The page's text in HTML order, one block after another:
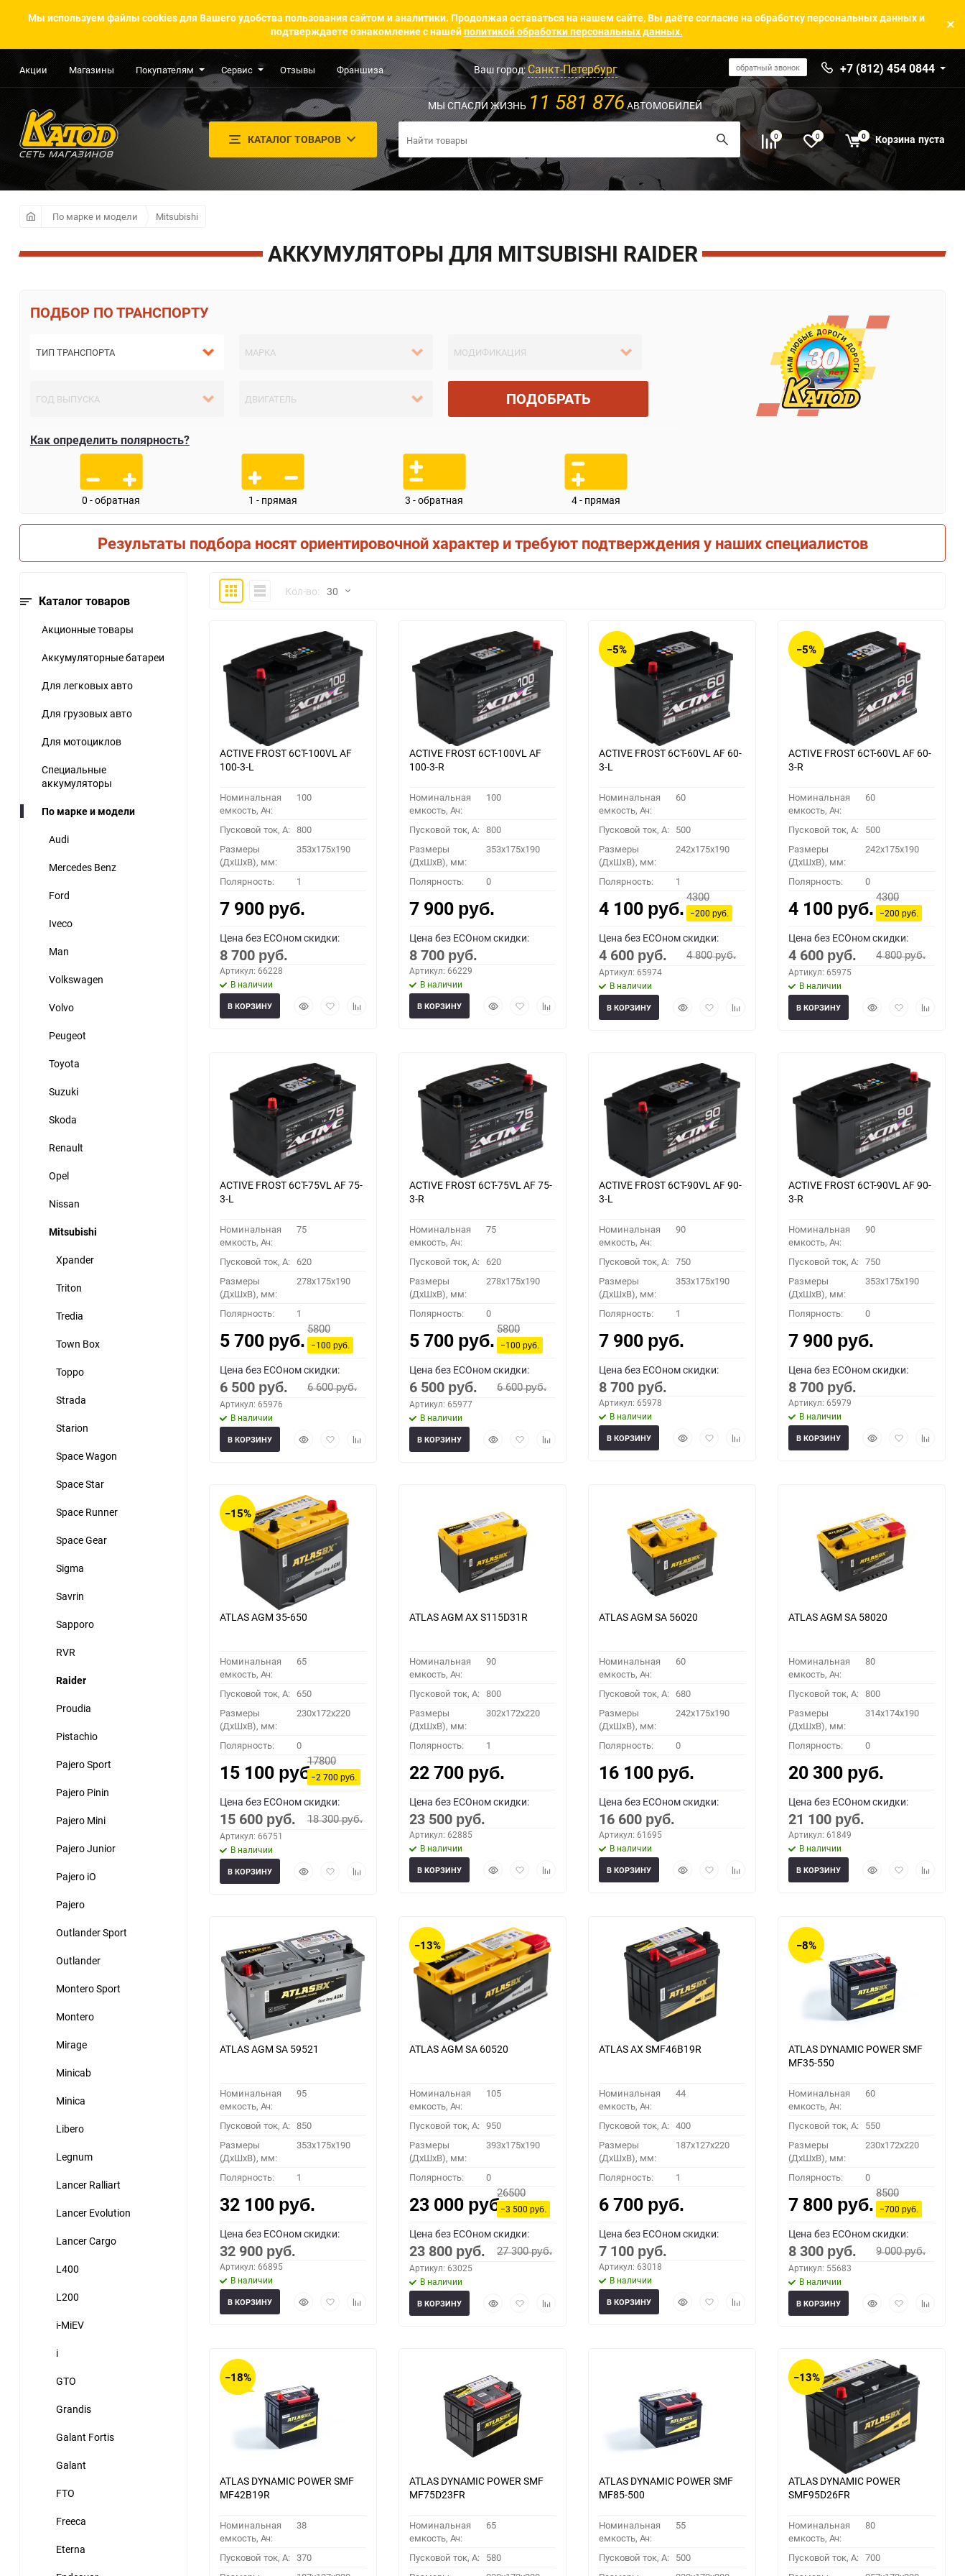
Мы используем файлы cookies для Вашего удобства пользования сайтом и аналитики. Продолжая оставаться на нашем сайте, Вы даёте согласие на обработку персональных данных и
подтверждаете ознакомление с нашейполитикой обработки персональных данных.
Акции Магазины Покупателям Сервис Отзывы Франшиза Ваш город:Санкт-Петербург обратный звонок +7 (812) 454 0844
КАТАЛОГ ТОВАРОВ
МЫ СПАСЛИ ЖИЗНЬ 11 581 876 АВТОМОБИЛЕЙ
0 0 0 Корзина пуста
По марке и модели Mitsubishi
АККУМУЛЯТОРЫ ДЛЯ MITSUBISHI RAIDER
ПО ТРАНСПОРТУ
ПОДОБРАТЬ
Как определить полярность?
0 - обратная 1 - прямая 3 - обратная 4 - прямая
Результаты подбора носят ориентировочной характер и требуют подтверждения у наших специалистов
Каталог товаров
Акционные товары
Аккумуляторные батареи
Для легковых авто
Для грузовых авто
Для мотоциклов
Специальные
аккумуляторы
По марке и модели
Audi
Mercedes Benz
Ford
Iveco
Man
Volkswagen
Volvo
Peugeot
Toyota
Suzuki
Skoda
Renault
Opel
Nissan
Mitsubishi
Xpander
Triton
Tredia
Town Box
Toppo
Strada
Starion
Space Wagon
Space Star
Space Runner
Space Gear
Sigma
Savrin
Sapporo
RVR
Raider
Proudia
Pistachio
Pajero Sport
Pajero Pinin
Pajero Mini
Pajero Junior
Pajero iO
Pajero
Outlander Sport
Outlander
Montero Sport
Montero
Mirage
Minicab
Minica
Libero
Legnum
Lancer Ralliart
Lancer Evolution
Lancer Cargo
L400
L200
i-MiEV
i
GTO
Grandis
Galant Fortis
Galant
FTO
Freeca
Eterna
ПлиткаКомпактноКол-во: 30
30
60
90
150
ACTIVE FROST 6СТ-100VL АF
100-3-L
Номинальная
емкость, Ач:
100
Пусковой ток, A: 800
Размеры
(ДхШхВ), мм:
353x175x190
Полярность: 1
7 900 руб.
Цена без ECOном скидки:
8 700 руб.
Артикул: 66228
В наличии
БыстрыйДобавитьДобавить
В КОРЗИНУ
ACTIVE FROST 6СТ-100VL АF
100-3-R
Номинальная
емкость, Ач:
100
Пусковой ток, A: 800
Размеры
(ДхШхВ), мм:
353x175x190
Полярность: 0
7 900 руб.
Цена без ECOном скидки:
8 700 руб.
Артикул: 66229
В наличии
БыстрыйДобавитьДобавить
В КОРЗИНУ
−5%
ACTIVE FROST 6СТ-60VL АF 60-
3-L
Номинальная
емкость, Ач:
60
Пусковой ток, A: 500
Размеры
(ДхШхВ), мм:
242x175x190
Полярность: 1
4 100 руб.
4300
−200руб.
Цена без ECOном скидки:
4 600 руб. 4 800руб.
Артикул: 65974
В наличии
БыстрыйДобавитьДобавить
В КОРЗИНУ
−5%
ACTIVE FROST 6СТ-60VL АF 60-
3-R
Номинальная
емкость, Ач:
60
Пусковой ток, A: 500
Размеры
(ДхШхВ), мм:
242x175x190
Полярность: 0
4 100 руб.
4300
−200руб.
Цена без ECOном скидки:
4 600 руб. 4 800руб.
Артикул: 65975
В наличии
БыстрыйДобавитьДобавить
В КОРЗИНУ
ACTIVE FROST 6СТ-75VL АF 75-
3-L
Номинальная
емкость, Ач:
75
Пусковой ток, A: 620
Размеры
(ДхШхВ), мм:
278x175x190
Полярность: 1
5 700 руб.
5800
−100руб.
Цена без ECOном скидки:
6 500 руб. 6 600руб.
Артикул: 65976
В наличии
БыстрыйДобавитьДобавить
В КОРЗИНУ
ACTIVE FROST 6СТ-75VL АF 75-
3-R
Номинальная
емкость, Ач:
75
Пусковой ток, A: 620
Размеры
(ДхШхВ), мм:
278x175x190
Полярность: 0
5 700 руб.
5800
−100руб.
Цена без ECOном скидки:
6 500 руб. 6 600руб.
Артикул: 65977
В наличии
БыстрыйДобавитьДобавить
В КОРЗИНУ
ACTIVE FROST 6СТ-90VL АF 90-
3-L
Номинальная
емкость, Ач:
90
Пусковой ток, A: 750
Размеры
(ДхШхВ), мм:
353x175x190
Полярность: 1
7 900 руб.
Цена без ECOном скидки:
8 700 руб.
Артикул: 65978
В наличии
БыстрыйДобавитьДобавить
В КОРЗИНУ
ACTIVE FROST 6СТ-90VL АF 90-
3-R
Номинальная
емкость, Ач:
90
Пусковой ток, A: 750
Размеры
(ДхШхВ), мм:
353x175x190
Полярность: 0
7 900 руб.
Цена без ECOном скидки:
8 700 руб.
Артикул: 65979
В наличии
БыстрыйДобавитьДобавить
В КОРЗИНУ
−15%
ATLAS AGM 35-650
Номинальная
емкость, Ач:
65
Пусковой ток, A: 650
Размеры
(ДхШхВ), мм:
230x172x220
Полярность: 0
15 100 руб.
17800
−2 700руб.
Цена без ECOном скидки:
15 600 руб. 18 300руб.
Артикул: 66751
В наличии
БыстрыйДобавитьДобавить
В КОРЗИНУ
ATLAS AGM AX S115D31R
Номинальная
емкость, Ач:
90
Пусковой ток, A: 800
Размеры
(ДхШхВ), мм:
302x172x220
Полярность: 1
22 700 руб.
Цена без ECOном скидки:
23 500 руб.
Артикул: 62885
В наличии
БыстрыйДобавитьДобавить
В КОРЗИНУ
ATLAS AGM SA 56020
Номинальная
емкость, Ач:
60
Пусковой ток, A: 680
Размеры
(ДхШхВ), мм:
242x175x190
Полярность: 0
16 100 руб.
Цена без ECOном скидки:
16 600 руб.
Артикул: 61695
В наличии
БыстрыйДобавитьДобавить
В КОРЗИНУ
ATLAS AGM SA 58020
Номинальная
емкость, Ач:
80
Пусковой ток, A: 800
Размеры
(ДхШхВ), мм:
314x174x190
Полярность: 0
20 300 руб.
Цена без ECOном скидки:
21 100 руб.
Артикул: 61849
В наличии
БыстрыйДобавитьДобавить
В КОРЗИНУ
ATLAS AGM SA 59521
Номинальная
емкость, Ач:
95
Пусковой ток, A: 850
Размеры
(ДхШхВ), мм:
353x175x190
Полярность: 1
32 100 руб.
Цена без ECOном скидки:
32 900 руб.
Артикул: 66895
В наличии
БыстрыйДобавитьДобавить
В КОРЗИНУ
−13%
ATLAS AGM SA 60520
Номинальная
емкость, Ач:
105
Пусковой ток, A: 950
Размеры
(ДхШхВ), мм:
393x175x190
Полярность: 0
23 000 руб.
26500
−3 500руб.
Цена без ECOном скидки:
23 800 руб. 27 300руб.
Артикул: 63025
В наличии
БыстрыйДобавитьДобавить
В КОРЗИНУ
ATLAS AX SMF46B19R
Номинальная
емкость, Ач:
44
Пусковой ток, A: 400
Размеры
(ДхШхВ), мм:
187x127x220
Полярность: 1
6 700 руб.
Цена без ECOном скидки:
7 100 руб.
Артикул: 63018
В наличии
БыстрыйДобавитьДобавить
В КОРЗИНУ
−8%
ATLAS DYNAMIC POWER SMF
MF35-550
Номинальная
емкость, Ач:
60
Пусковой ток, A: 550
Размеры
(ДхШхВ), мм:
230x172x220
Полярность: 0
7 800 руб.
8500
−700руб.
Цена без ECOном скидки:
8 300 руб. 9 000руб.
Артикул: 55683
В наличии
БыстрыйДобавитьДобавить
В КОРЗИНУ
−18%
ATLAS DYNAMIC POWER SMF
MF42B19R
Номинальная
емкость, Ач:
38
Пусковой ток, A: 370
ATLAS DYNAMIC POWER SMF
MF75D23FR
Номинальная
емкость, Ач:
65
Пусковой ток, A: 580
ATLAS DYNAMIC POWER SMF
MF85-500
Номинальная
емкость, Ач:
55
Пусковой ток, A: 500
−13%
ATLAS DYNAMIC POWER
SMF95D26FR
Номинальная
емкость, Ач:
80
Пусковой ток, A: 700